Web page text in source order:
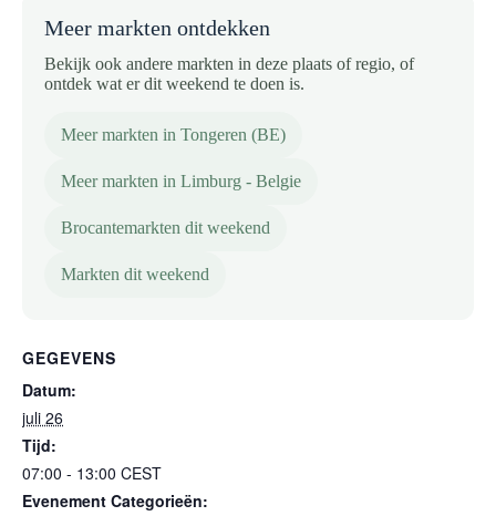
Meer markten ontdekken
Bekijk ook andere markten in deze plaats of regio, of
ontdek wat er dit weekend te doen is.
Meer markten in Tongeren (BE)
Meer markten in Limburg - Belgie
Brocantemarkten dit weekend
Markten dit weekend
GEGEVENS
Datum:
juli 26
Tijd:
07:00 - 13:00 CEST
Evenement Categorieën: